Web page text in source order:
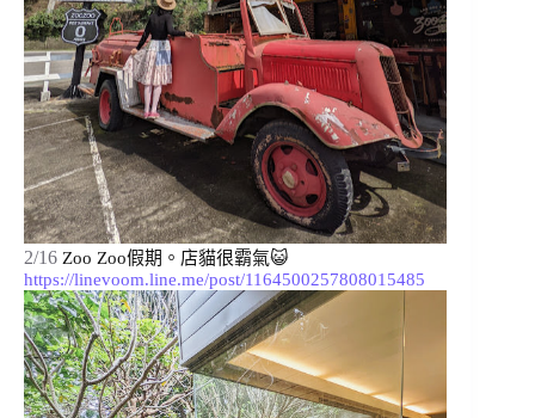
2/16 Zoo Zoo假期。
https://linevoom.line.me/post/1164500257808015485